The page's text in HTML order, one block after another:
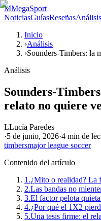
MMegaSport
NoticiasGuíasReseñasAnálisis
Inicio
›Análisis
›Sounders-Timbers: la
Análisis
Sounders-
relato no quiere
LLucía Paredes
·5 de junio, 2026·4 min de
timbersmajor league soccer
Contenido del artículo
1.¿Mito o realidad? La
2.Las bandas no
3.El factor pelota
4.¿Por qué el 1X2
5.Una tesis firme: el